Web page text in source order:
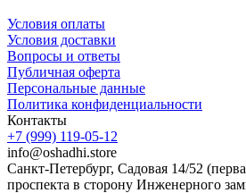
Условия оплаты
Условия доставки
Вопросы и ответы
Публичная оферта
Персональные данные
Политика конфиденциальности
Контакты
+7 (999) 119-05-12
info@oshadhi.store
Санкт-Петербург, Садовая 14/52
проспекта в сторону Инженерного